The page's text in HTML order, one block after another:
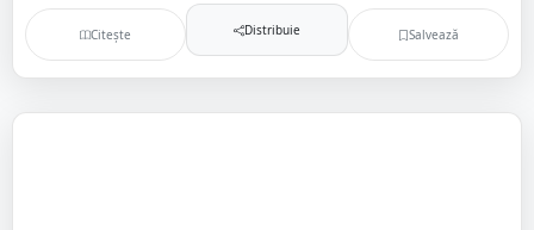
Citește Distribuie Salvează